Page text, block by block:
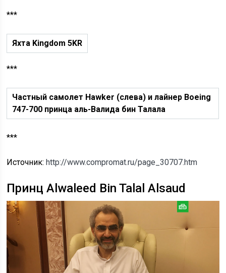
***
Яхта Kingdom 5KR
***
Частный самолет Hawker (слева) и лайнер Boeing
747-700 принца аль-Валида бин Талала
***
Источник: http://www.compromat.ru/page_30707.htm
Принц Alwaleed Bin Talal Alsaud